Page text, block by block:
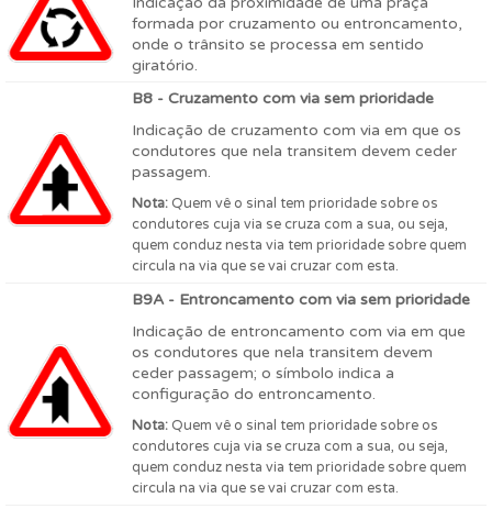
formada por cruzamento ou entroncamento,
onde o trânsito se processa em sentido
giratório.
B8 - Cruzamento com via sem prioridade
Indicação de cruzamento com via em que os
condutores que nela transitem devem ceder
passagem.
Nota: Quem vê o sinal tem prioridade sobre os
condutores cuja via se cruza com a sua, ou seja,
quem conduz nesta via tem prioridade sobre quem
circula na via que se vai cruzar com esta.
B9A - Entroncamento com via sem prioridade
Indicação de entroncamento com via em que
os condutores que nela transitem devem
ceder passagem; o símbolo indica a
configuração do entroncamento.
Nota: Quem vê o sinal tem prioridade sobre os
condutores cuja via se cruza com a sua, ou seja,
quem conduz nesta via tem prioridade sobre quem
circula na via que se vai cruzar com esta.